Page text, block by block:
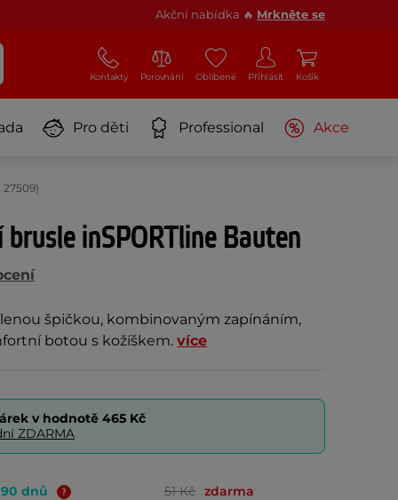
Akční nabídka 🔥 Mrkněte se
Kontakty Porovnání Oblíbené Přihlásit Košík
Pro děti Professional Akce
inSPORTline Bauten
špičkou, kombinovaným zapínáním,
botou s kožíškem. více
v hodnotě 465 Kč
ZDARMA
dnů 51 Kč zdarma